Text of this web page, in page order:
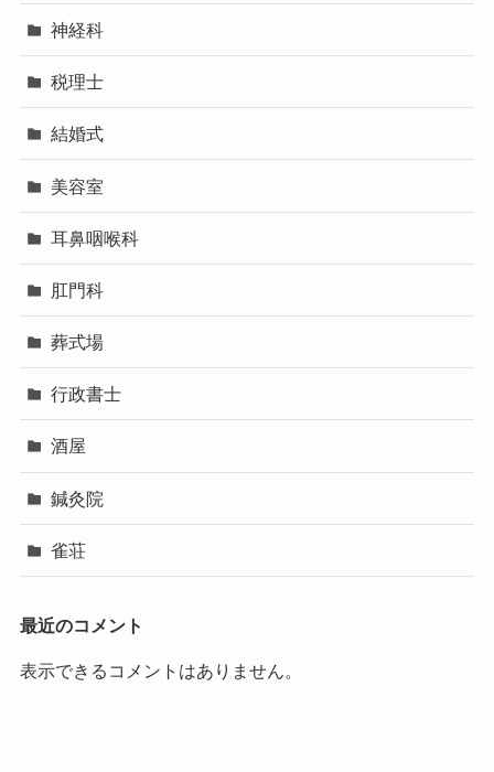
神経科
税理士
結婚式
美容室
耳鼻咽喉科
肛門科
葬式場
行政書士
酒屋
鍼灸院
雀荘
最近のコメント
表示できるコメントはありません。